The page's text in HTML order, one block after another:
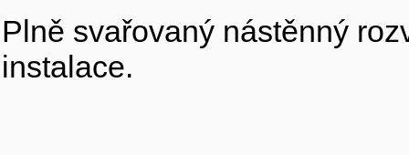
Plně svařovaný nástěnný
instalace.